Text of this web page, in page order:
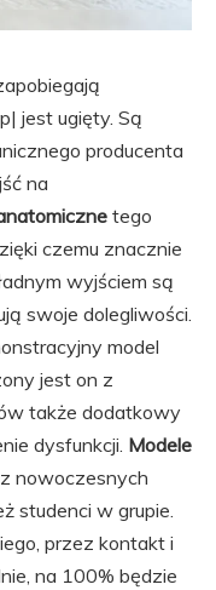
jest ugięty. Są
producenta
na
tego
czemu znacznie
wyjściem są
swoje dolegliwości.
model
jest on z
także dodatkowy
dysfunkcji. Modele
nowoczesnych
studenci w grupie.
przez kontakt i
na 100% będzie